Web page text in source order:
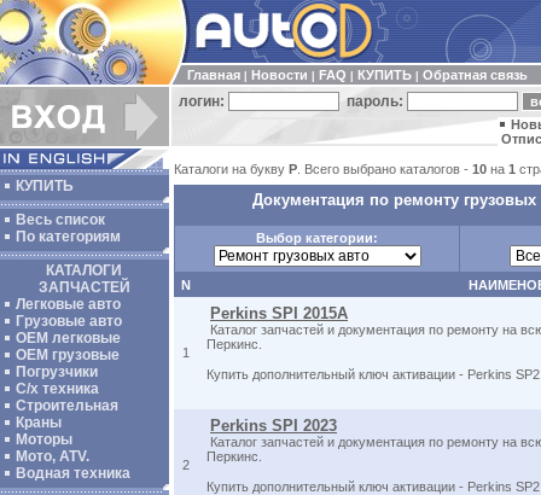
Главная Новости FAQ КУПИТЬ Обратная связь
логин: пароль:
КУПИТЬ
Весь список
По категориям
КАТАЛОГИ
ЗАПЧАСТЕЙ
Легковые авто
Грузовые авто
ОЕМ легковые
OEM грузовые
Погрузчики
С/х техника
Строительная
Краны
Моторы
Мото, ATV.
Водная техника
Каталоги на букву P . Всего выбрано каталогов - 10 на 1
Документация по ремонту
Выбор категории:
N
1
Perkins SPI 2015A
Каталог запчастей и документация по ремонту на
Перкинс.
Купить дополнительный ключ активации - Perkins
2
Perkins SPI 2023
Каталог запчастей и документация по ремонту на
Перкинс.
Купить дополнительный ключ активации - Perkins